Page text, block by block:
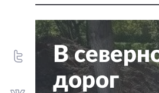
В
дорог